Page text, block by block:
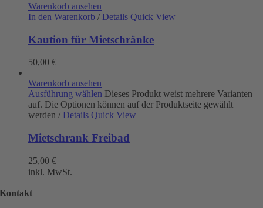
Warenkorb ansehen
In den Warenkorb / Details Quick View
Kaution für Mietschränke
50,00 €
Warenkorb ansehen
Ausführung wählen Dieses Produkt weist mehrere Varianten
auf. Die Optionen können auf der Produktseite gewählt
werden / Details Quick View
Mietschrank Freibad
25,00 €
inkl. MwSt.
Kontakt